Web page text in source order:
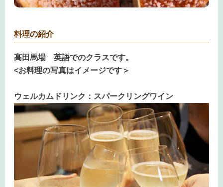
料理の紹介
高田馬場 英語でのクラスです。
<お料理の写真はイメージです＞
ウェルカムドリンク：スパークリングワイン